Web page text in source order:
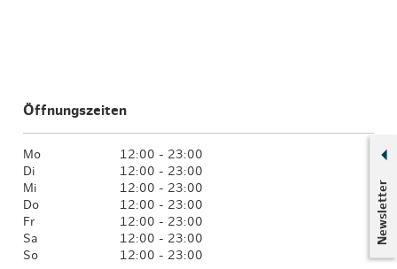
Newsletter
Öffnungszeiten
Mo
12:00 - 23:00
Di
12:00 - 23:00
Mi
12:00 - 23:00
Do
12:00 - 23:00
Fr
12:00 - 23:00
Sa
12:00 - 23:00
So
12:00 - 23:00